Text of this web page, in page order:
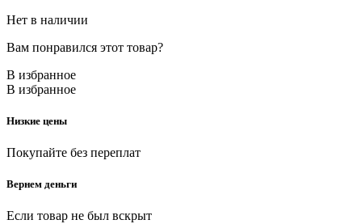
Нет в наличии
Вам понравился этот товар?
В избранное
В избранное
Низкие цены
Покупайте без переплат
Вернем деньги
Если товар не был вскрыт